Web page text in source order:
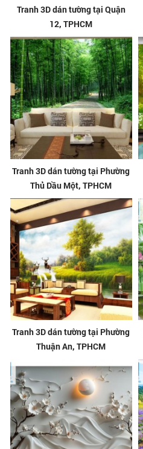
Tranh 3D dán tường tại Quận
12, TPHCM
Tranh 3D dán tường tại Phường
Thủ Dầu Một, TPHCM
Tranh 3D dán tường tại Phường
Thuận An, TPHCM